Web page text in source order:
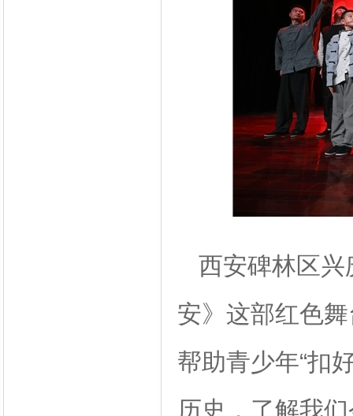
西安碑林区兴
安》这部红色
帮助青少年“扣
历史，了解我